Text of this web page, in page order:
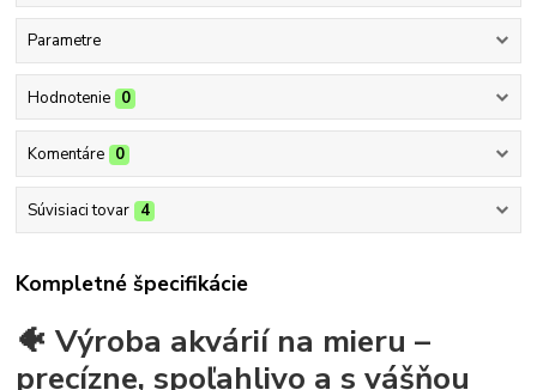
Parametre
Hodnotenie 0
Komentáre 0
Súvisiaci tovar 4
Kompletné špecifikácie
🐠 Výroba akvárií na mieru –
precízne, spoľahlivo a s vášňou